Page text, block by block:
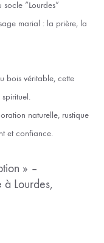
“Lourdes”
marial : la prière, la
bois véritable, cette
naturelle, rustique
et confiance.
» –
Lourdes,